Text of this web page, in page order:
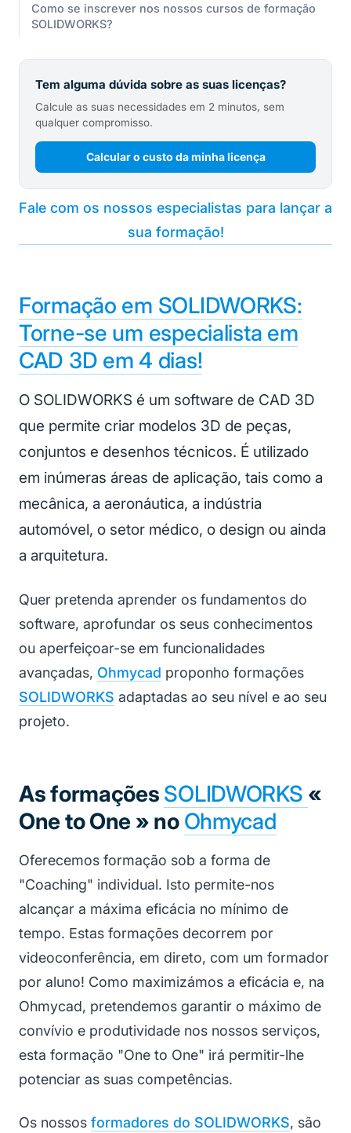
Como se inscrever nos nossos cursos de formação
SOLIDWORKS?
Tem alguma dúvida sobre as suas licenças?
Calcule as suas necessidades em 2 minutos, sem
qualquer compromisso.
Calcular o custo da minha licença
Fale com os nossos especialistas para lançar a
sua formação!
Formação em SOLIDWORKS:
Torne-se um especialista em
CAD 3D em 4 dias!
O SOLIDWORKS é um software de CAD 3D
que permite criar modelos 3D de peças,
conjuntos e desenhos técnicos. É utilizado
em inúmeras áreas de aplicação, tais como a
mecânica, a aeronáutica, a indústria
automóvel, o setor médico, o design ou ainda
a arquitetura.
Quer pretenda aprender os fundamentos do
software, aprofundar os seus conhecimentos
ou aperfeiçoar-se em funcionalidades
avançadas, Ohmycad proponho formações
SOLIDWORKS adaptadas ao seu nível e ao seu
projeto.
As formações SOLIDWORKS «
One to One » no Ohmycad
Oferecemos formação sob a forma de
"Coaching" individual. Isto permite-nos
alcançar a máxima eficácia no mínimo de
tempo. Estas formações decorrem por
videoconferência, em direto, com um formador
por aluno! Como maximizámos a eficácia e, na
Ohmycad, pretendemos garantir o máximo de
convívio e produtividade nos nossos serviços,
esta formação "One to One" irá permitir-lhe
potenciar as suas competências.
Os nossos formadores do SOLIDWORKS, são